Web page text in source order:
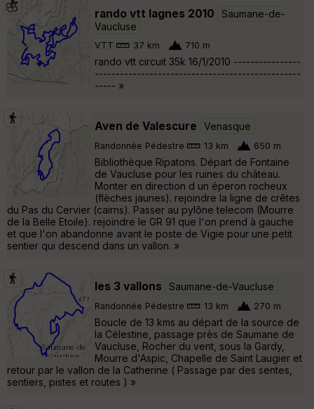
rando vtt lagnes 2010
Saumane-de-
Vaucluse
VTT 37 km 710 m
rando vtt circuit 35k 16/1/2010 ----------------
-------------------------------------------------
----- »
Aven de Valescure Venasque
Randonnée Pédestre 13 km 650 m
Bibliothèque Ripatons. Départ de Fontaine
de Vaucluse pour les ruines du château.
Monter en direction d un éperon rocheux
(flèches jaunes). rejoindre la ligne de crêtes
du Pas du Cervier (cairns). Passer au pylône telecom (Mourre
de la Belle Etoile). rejoindre le GR 91 que l'on prend à gauche
et que l'on abandonne avant le poste de Vigie pour une petit
sentier qui descend dans un vallon. »
les 3 vallons Saumane-de-Vaucluse
Randonnée Pédestre 13 km 270 m
Boucle de 13 kms au départ de la source de
la Célestine, passage près de Saumane de
Vaucluse, Rocher du vent, sous la Gardy,
Mourre d'Aspic, Chapelle de Saint Laugier et
retour par le vallon de la Catherine ( Passage par des sentes,
sentiers, pistes et routes ) »